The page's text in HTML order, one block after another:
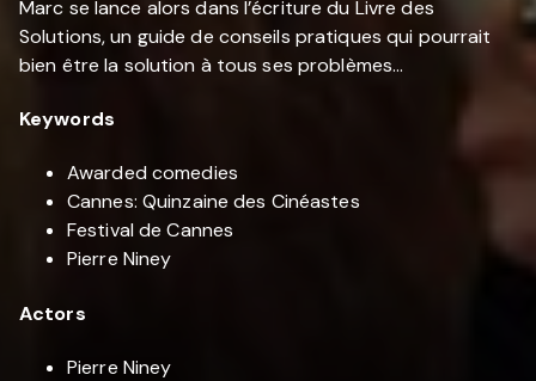
Marc se lance alors dans l’écriture du Livre des
Solutions, un guide de conseils pratiques qui pourrait
bien être la solution à tous ses problèmes…
Keywords
Awarded comedies
Cannes: Quinzaine des Cinéastes
Festival de Cannes
Pierre Niney
Actors
Pierre Niney